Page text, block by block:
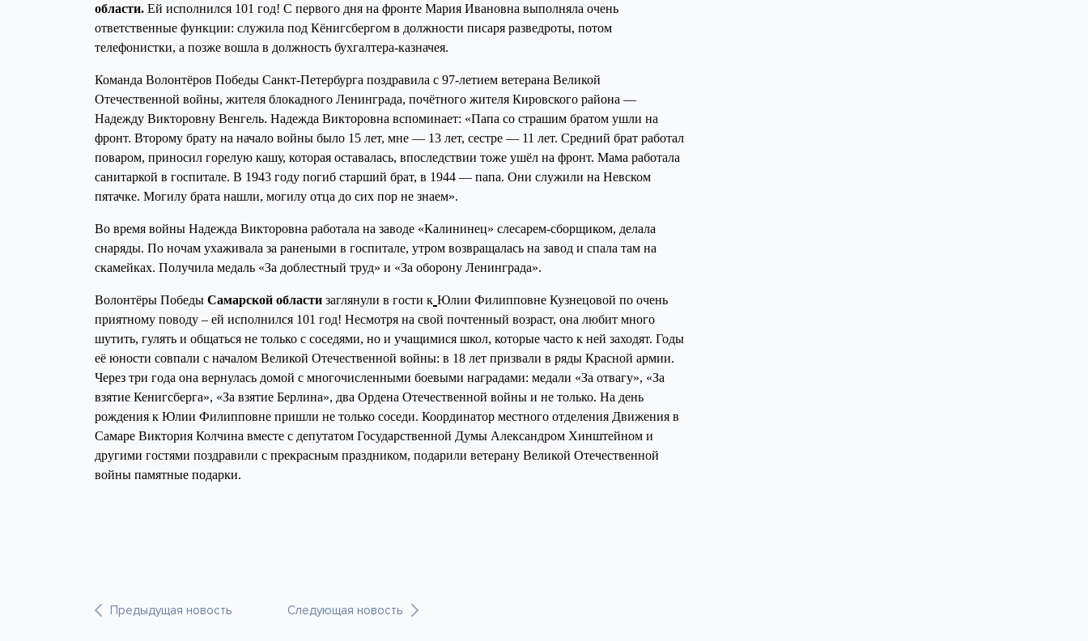
области. Ей исполнился 101 год! С первого дня на фронте Мария Ивановна выполняла очень
ответственные функции: служила под Кёнигсбергом в должности писаря разведроты, потом
телефонистки, а позже вошла в должность бухгалтера-казначея.
Команда Волонтёров Победы Санкт-Петербурга поздравила с 97-летием ветерана Великой
Отечественной войны, жителя блокадного Ленинграда, почётного жителя Кировского района —
Надежду Викторовну Венгель. Надежда Викторовна вспоминает: «Папа со страшим братом ушли на
фронт. Второму брату на начало войны было 15 лет, мне — 13 лет, сестре — 11 лет. Средний брат работал
поваром, приносил горелую кашу, которая оставалась, впоследствии тоже ушёл на фронт. Мама работала
санитаркой в госпитале. В 1943 году погиб старший брат, в 1944 — папа. Они служили на Невском
пятачке. Могилу брата нашли, могилу отца до сих пор не знаем».
Во время войны Надежда Викторовна работала на заводе «Калининец» слесарем-сборщиком, делала
снаряды. По ночам ухаживала за ранеными в госпитале, утром возвращалась на завод и спала там на
скамейках. Получила медаль «За доблестный труд» и «За оборону Ленинграда».
Волонтёры Победы Самарской области заглянули в гости к Юлии Филипповне Кузнецовой по очень
приятному поводу – ей исполнился 101 год! Несмотря на свой почтенный возраст, она любит много
шутить, гулять и общаться не только с соседями, но и учащимися школ, которые часто к ней заходят. Годы
еë юности совпали с началом Великой Отечественной войны: в 18 лет призвали в ряды Красной армии.
Через три года она вернулась домой с многочисленными боевыми наградами: медали «За отвагу», «За
взятие Кенигсберга», «За взятие Берлина», два Ордена Отечественной войны и не только. На день
рождения к Юлии Филипповне пришли не только соседи. Координатор местного отделения Движения в
Самаре Виктория Колчина вместе с депутатом Государственной Думы Александром Хинштейном и
другими гостями поздравили с прекрасным праздником, подарили ветерану Великой Отечественной
войны памятные подарки.
Предыдущая новость Следующая новость